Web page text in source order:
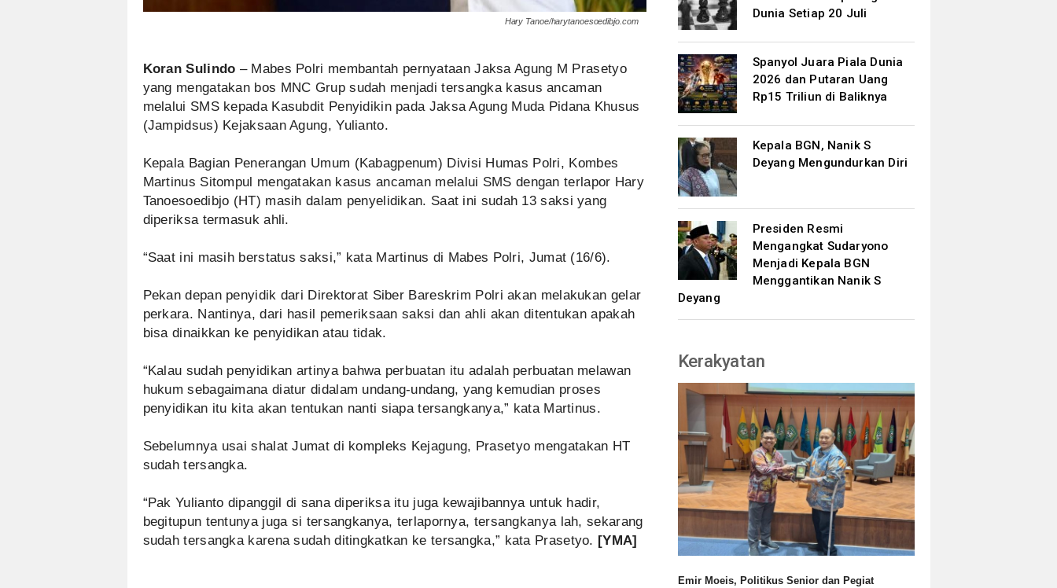
Hary Tanoe/harytanoesoedibjo.com
Koran Sulindo – Mabes Polri membantah pernyataan Jaksa Agung M Prasetyo
yang mengatakan bos MNC Grup sudah menjadi tersangka kasus ancaman
melalui SMS kepada Kasubdit Penyidikin pada Jaksa Agung Muda Pidana Khusus
(Jampidsus) Kejaksaan Agung, Yulianto.
Kepala Bagian Penerangan Umum (Kabagpenum) Divisi Humas Polri, Kombes
Martinus Sitompul mengatakan kasus ancaman melalui SMS dengan terlapor Hary
Tanoesoedibjo (HT) masih dalam penyelidikan. Saat ini sudah 13 saksi yang
diperiksa termasuk ahli.
“Saat ini masih berstatus saksi,” kata Martinus di Mabes Polri, Jumat (16/6).
Pekan depan penyidik dari Direktorat Siber Bareskrim Polri akan melakukan gelar
perkara. Nantinya, dari hasil pemeriksaan saksi dan ahli akan ditentukan apakah
bisa dinaikkan ke penyidikan atau tidak.
“Kalau sudah penyidikan artinya bahwa perbuatan itu adalah perbuatan melawan
hukum sebagaimana diatur didalam undang-undang, yang kemudian proses
penyidikan itu kita akan tentukan nanti siapa tersangkanya,” kata Martinus.
Sebelumnya usai shalat Jumat di kompleks Kejagung, Prasetyo mengatakan HT
sudah tersangka.
“Pak Yulianto dipanggil di sana diperiksa itu juga kewajibannya untuk hadir,
begitupun tentunya juga si tersangkanya, terlapornya, tersangkanya lah, sekarang
sudah tersangka karena sudah ditingkatkan ke tersangka,” kata Prasetyo. [YMA]
Dunia Setiap 20 Juli
Spanyol Juara Piala Dunia
2026 dan Putaran Uang
Rp15 Triliun di Baliknya
Kepala BGN, Nanik S
Deyang Mengundurkan Diri
Presiden Resmi
Mengangkat Sudaryono
Menjadi Kepala BGN
Menggantikan Nanik S
Deyang
Kerakyatan
Emir Moeis, Politikus Senior dan Pegiat